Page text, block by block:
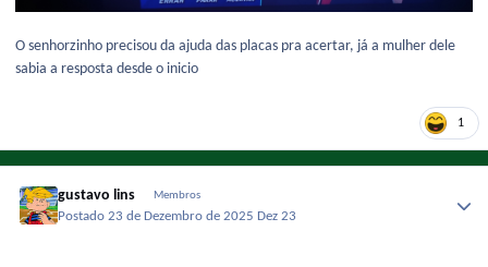
O senhorzinho precisou da ajuda das placas pra acertar, já a mulher dele
sabia a resposta desde o inicio
1
gustavo lins Membros
Postado23 de Dezembro de 2025 Dez 23